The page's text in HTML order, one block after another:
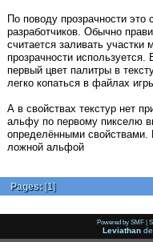
По поводу прозрачности это
разработчиков. Обычно
считается заливать
прозрачности используется.
первый цвет палитры в
легко копаться в файлах
А в свойствах текстур нет
альфу по первому пикселю
определёнными свойствами.
ложной альфой
Pages: [1]
Powered by SMF |
Leviathan